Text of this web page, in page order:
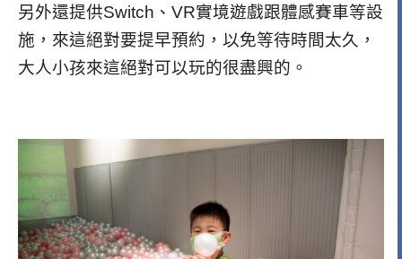
另外還提供Switch、VR實境遊戲跟體感賽車等設
施，來這絕對要提早預約，以免等待時間太久，
大人小孩來這絕對可以玩的很盡興的。